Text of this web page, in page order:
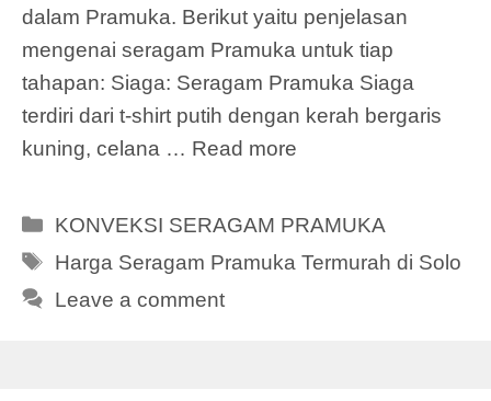
dalam Pramuka. Berikut yaitu penjelasan
mengenai seragam Pramuka untuk tiap
tahapan: Siaga: Seragam Pramuka Siaga
terdiri dari t-shirt putih dengan kerah bergaris
kuning, celana … Read more
Categories
KONVEKSI SERAGAM PRAMUKA
Tags
Harga Seragam Pramuka Termurah di Solo
Leave a comment